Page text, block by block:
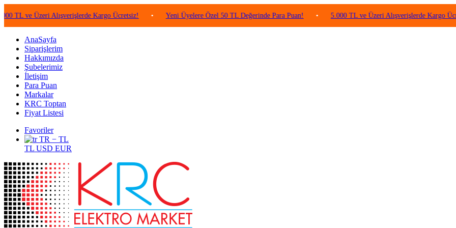
Üzeri Alışverişlerde Kargo Ücretsiz! • Yeni Üyelere Özel 50 TL Değerinde Para Puan! • 5.000 TL ve Üzeri Alışverişlerde Kargo Ücretsiz!
AnaSayfa
Siparişlerim
Hakkımızda
Şubelerimiz
İletişim
Para Puan
Markalar
KRC Toptan
Fiyat Listesi
Favoriler
TR − TL
TL USD EUR